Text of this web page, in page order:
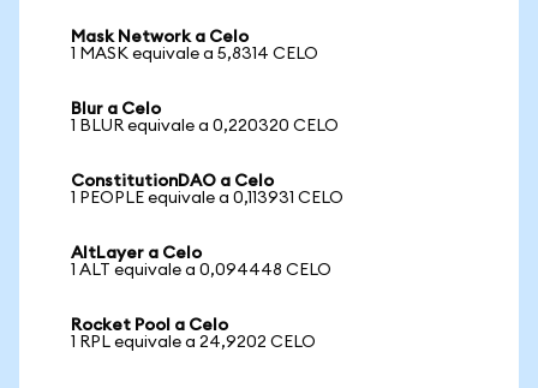
Mask Network a Celo
1 MASK equivale a 5,8314 CELO
Blur a Celo
1 BLUR equivale a 0,220320 CELO
ConstitutionDAO a Celo
1 PEOPLE equivale a 0,113931 CELO
AltLayer a Celo
1 ALT equivale a 0,094448 CELO
Rocket Pool a Celo
1 RPL equivale a 24,9202 CELO